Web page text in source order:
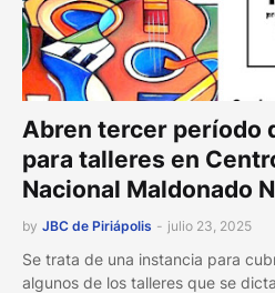
Abren tercer período
para talleres en
Nacional Maldonado
by JBC de Piriápolis - julio 23, 2025
Se trata de una instancia para
algunos de los talleres que se